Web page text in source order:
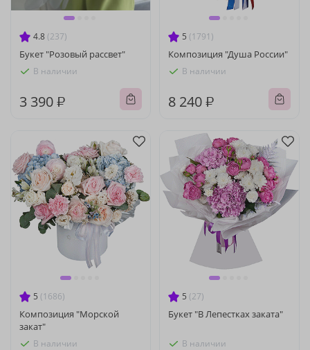
4.8 (237)
Букет "Розовый рассвет"
В наличии
3 390 ₽
5 (1791)
Композиция "Душа России"
В наличии
8 240 ₽
5 (1686)
Композиция "Морской
закат"
В наличии
5 (27)
Букет "В Лепестках заката"
В наличии